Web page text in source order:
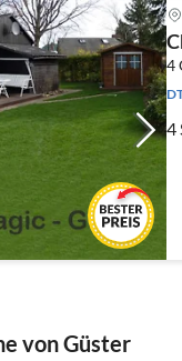
4
4
von Güster